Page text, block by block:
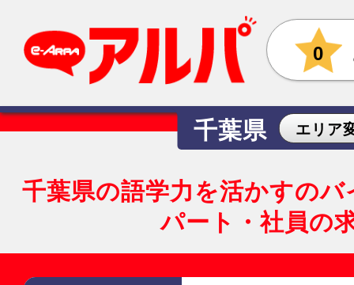
0
千葉県 エリア
千葉県の語学力を活かすの
パート・社員の